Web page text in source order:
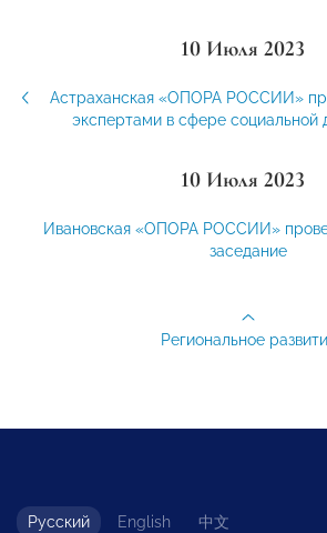
10 Июля 2023
Астраханская «ОПОРА РОССИИ»
экспертами в сфере социальной
10 Июля 2023
Ивановская «ОПОРА РОССИИ»
заседание
Региональное
Русский English 中文